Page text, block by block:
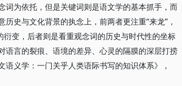
词为依托，但是关键词则是语文学的基本抓手，而
史与文化背景的执念上，前两者更注重“来龙”，
变，后者则是看重观念词的历史与时代性的坐标
语言的裂痕、语境的差异、心灵的隔膜的深层打捞
义学：一门关乎人类语际书写的知识体系》，